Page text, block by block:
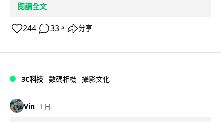
閱讀全文
244 33 ↗ 分享
3C科技 數碼相機 攝影文化
Vin 1 日